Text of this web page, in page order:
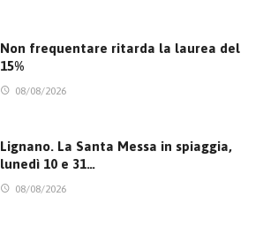
Non frequentare ritarda la laurea del
15%
08/08/2026
Lignano. La Santa Messa in spiaggia,
lunedì 10 e 31…
08/08/2026